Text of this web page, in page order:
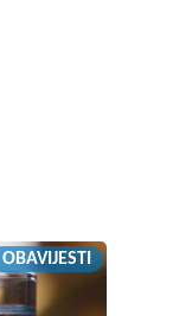
OBAVIJESTI